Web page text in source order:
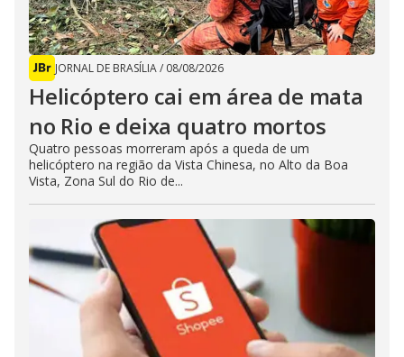
JORNAL DE BRASÍLIA/ 08/08/2026
Helicóptero cai em área de mata
no Rio e deixa quatro mortos
Quatro pessoas morreram após a queda de um
helicóptero na região da Vista Chinesa, no Alto da Boa
Vista, Zona Sul do Rio de...